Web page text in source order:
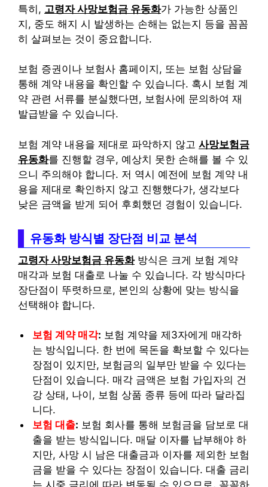
특히, 고령자 사망보험금 유동화가 가능한 상품인
지, 중도 해지 시 발생하는 손해는 없는지 등을 꼼꼼
히 살펴보는 것이 중요합니다.
보험 증권이나 보험사 홈페이지, 또는 보험 상담을
통해 계약 내용을 확인할 수 있습니다. 혹시 보험 계
약 관련 서류를 분실했다면, 보험사에 문의하여 재
발급받을 수 있습니다.
보험 계약 내용을 제대로 파악하지 않고 사망보험금
유동화를 진행할 경우, 예상치 못한 손해를 볼 수 있
으니 주의해야 합니다. 저 역시 예전에 보험 계약 내
용을 제대로 확인하지 않고 진행했다가, 생각보다
낮은 금액을 받게 되어 후회했던 경험이 있습니다.
유동화 방식별 장단점 비교 분석
고령자 사망보험금 유동화방식은 크게 보험 계약
매각과 보험 대출로 나눌 수 있습니다. 각 방식마다
장단점이 뚜렷하므로, 본인의 상황에 맞는 방식을
선택해야 합니다.
보험 계약 매각: 보험 계약을 제3자에게 매각하
는 방식입니다. 한 번에 목돈을 확보할 수 있다는
장점이 있지만, 보험금의 일부만 받을 수 있다는
단점이 있습니다. 매각 금액은 보험 가입자의 건
강 상태, 나이, 보험 상품 종류 등에 따라 달라집
니다.
보험 대출: 보험 회사를 통해 보험금을 담보로 대
출을 받는 방식입니다. 매달 이자를 납부해야 하
지만, 사망 시 남은 대출금과 이자를 제외한 보험
금을 받을 수 있다는 장점이 있습니다. 대출 금리